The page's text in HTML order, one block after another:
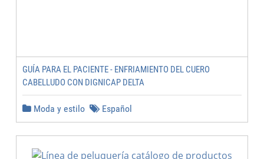
GUÍA PARA EL PACIENTE - ENFRIAMIENTO DEL CUERO
CABELLUDO CON DIGNICAP DELTA
Moda y estilo Español